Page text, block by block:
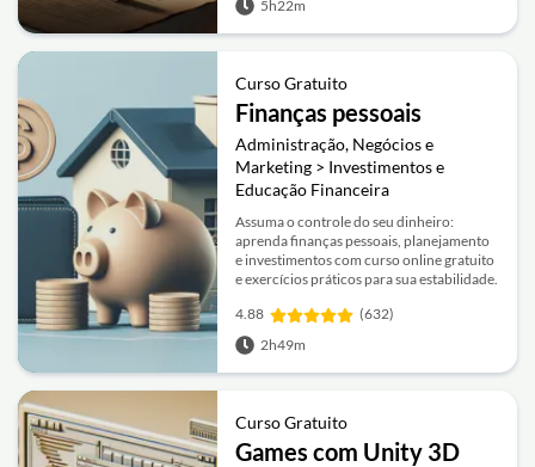
5h22m
Curso Gratuito
Finanças pessoais
Administração, Negócios e
Marketing > Investimentos e
Educação Financeira
Assuma o controle do seu dinheiro:
aprenda finanças pessoais, planejamento
e investimentos com curso online gratuito
e exercícios práticos para sua estabilidade.
4.88
(632)
2h49m
Curso Gratuito
Games com Unity 3D